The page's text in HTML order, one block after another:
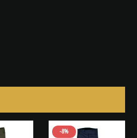
-8%